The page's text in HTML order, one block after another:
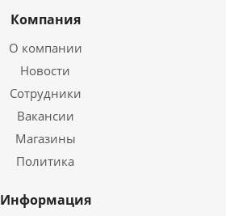
Компания
О компании
Новости
Сотрудники
Вакансии
Магазины
Политика
Информация